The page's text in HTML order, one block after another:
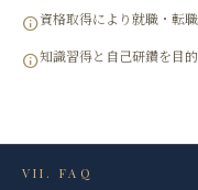
資格取得により就職・転
知識習得と自己研鑽を目
VII. FAQ